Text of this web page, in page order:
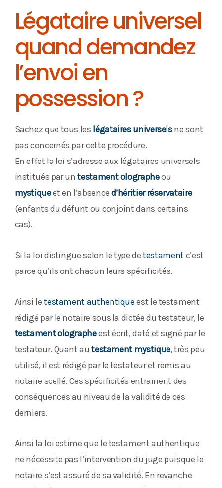
Légataire universel
quand demandez
l’envoi en
possession ?
Sachez que tous les légataires universelsne sont
pas concernés par cette procédure.
En effet la loi s’adresse aux légataires universels
institués par untestament olographeou
mystiqueet en l’absence d’héritier réservataire
(enfants du défunt ou conjoint dans certains
cas).
Si la loi distingue selon le type detestament c’est
parce qu’ils ont chacun leurs spécificités.
Ainsi letestament authentiqueest le testament
rédigé par le notaire sous la dictée du testateur, le
testament olographeest écrit, daté et signé par le
testateur. Quant autestament mystique, très peu
utilisé, il est rédigé par le testateur et remis au
notaire scellé. Ces spécificités entrainent des
conséquences au niveau de la validité de ces
derniers.
Ainsi la loi estime que le testament authentique
ne nécessite pas l’intervention du juge puisque le
notaire s’est assuré de sa validité. En revanche